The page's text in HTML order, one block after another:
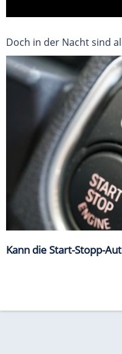
Doch in der Nacht sind
Kann die Start-Stopp-